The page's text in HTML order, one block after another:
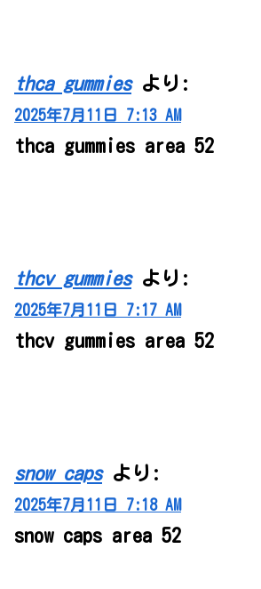
thca gummies より:
2025年7月11日 7:13 AM
thca gummies area 52
thcv gummies より:
2025年7月11日 7:17 AM
thcv gummies area 52
snow caps より:
2025年7月11日 7:18 AM
snow caps area 52